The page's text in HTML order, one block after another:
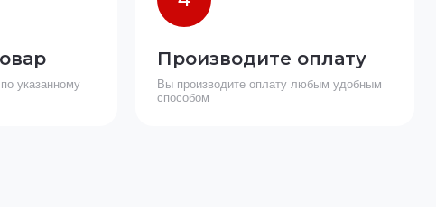
указанному
Производите оплату
Вы производите оплату любым удобным
способом